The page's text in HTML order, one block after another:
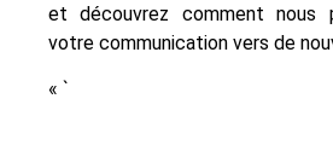
et découvrez comment nous
votre communication vers de
« `